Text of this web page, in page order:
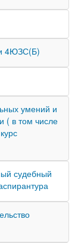
4ЮЗС(Б)
умений и
( в том числе
судебный